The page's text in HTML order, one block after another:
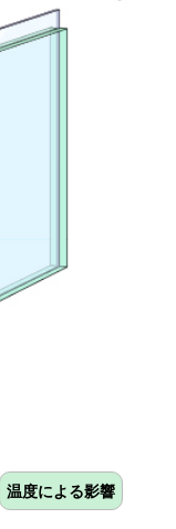
温度による影響